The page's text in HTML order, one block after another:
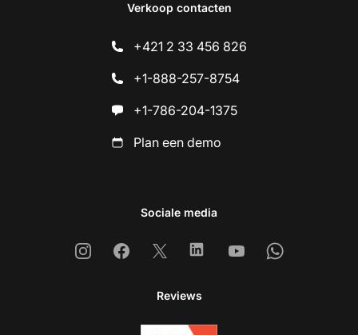
Verkoop contacten
+421 2 33 456 826
+1-888-257-8754
+1-786-204-1375
Plan een demo
Sociale media
InstagramFacebook
X LinkedinYoutubeWhatsapp
Reviews